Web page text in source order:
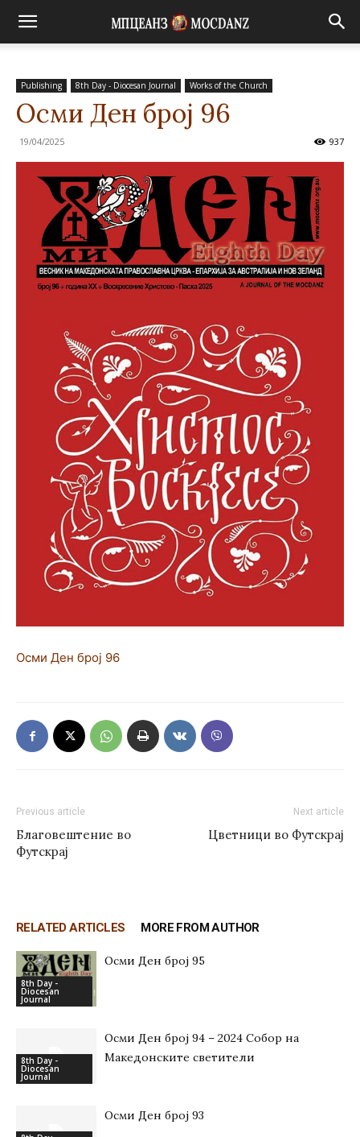
Publishing 8th Day - Diocesan Journal Works of the Church
Осми Ден број 96
19/04/2025 937
Осми Ден број 96
Previous article
Благовештение во
Футскрај
Next article
Цветници во Футскрај
RELATED ARTICLES MORE FROM AUTHOR
8th Day -
Diocesan
Journal
Осми Ден број 95
8th Day -
Diocesan
Journal
Осми Ден број 94 – 2024 Собор на
Македонските светители
Осми Ден број 93